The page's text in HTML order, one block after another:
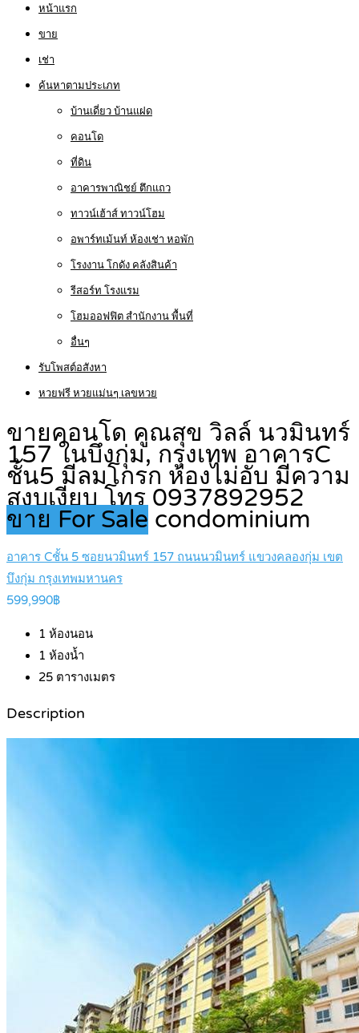
หน้าแรก
ขาย
เช่า
ค้นหาตามประเภท
บ้านเดี่ยว บ้านแฝด
คอนโด
ที่ดิน
อาคารพาณิชย์ ตึกแถว
ทาวน์เฮ้าส์ ทาวน์โฮม
อพาร์ทเม้นท์ ห้องเช่า หอพัก
โรงงาน โกดัง คลังสินค้า
รีสอร์ท โรงแรม
โฮมออฟฟิต สำนักงาน พื้นที่
อื่นๆ
รับโพสต์อสังหา
หวยฟรี หวยแม่นๆ เลขหวย
ขายคอนโด คูณสุข วิลล์ นวมินทร์
157 ในบึงกุ่ม, กรุงเทพ อาคารC
ชั้น5 มีลมโกรก ห้องไม่อับ มีความ
สงบเงียบ โทร 0937892952
ขาย For Sale condominium
อาคาร Cชั้น 5 ซอยนวมินทร์ 157 ถนนนวมินทร์ แขวงคลองกุ่ม เขต
บึงกุ่ม กรุงเทพมหานคร
599,990฿
1 ห้องนอน
1 ห้องน้ำ
25 ตารางเมตร
Description